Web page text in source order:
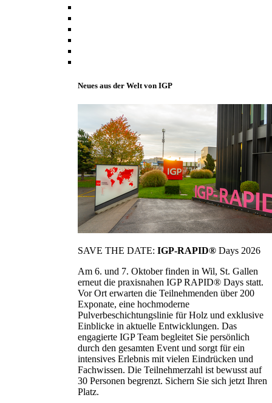
Neues aus der Welt von IGP
SAVE THE DATE: IGP-RAPID® Days 2026
Am 6. und 7. Oktober finden in Wil, St. Gallen
erneut die praxisnahen IGP RAPID® Days statt.
Vor Ort erwarten die Teilnehmenden über 200
Exponate, eine hochmoderne
Pulverbeschichtungslinie für Holz und exklusive
Einblicke in aktuelle Entwicklungen. Das
engagierte IGP Team begleitet Sie persönlich
durch den gesamten Event und sorgt für ein
intensives Erlebnis mit vielen Eindrücken und
Fachwissen. Die Teilnehmerzahl ist bewusst auf
30 Personen begrenzt. Sichern Sie sich jetzt Ihren
Platz.